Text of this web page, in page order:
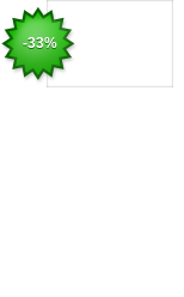
-50%
-33%